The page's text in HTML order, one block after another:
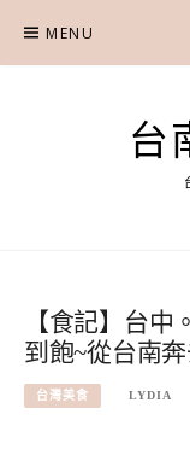
content
MENU
台
【食記】台
到飽~從台南
台灣美食 LYDIA